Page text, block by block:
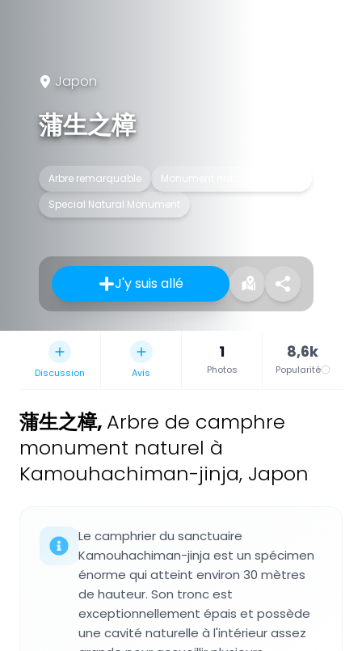
Japon
蒲生之樟
Arbre remarquable
Monument naturel au Japon
Special Natural Monument
J'y suis allé
Discussion Avis
1
Photos
8,6k
Popularité
蒲生之樟, Arbre de camphre
monument naturel à
Kamouhachiman-jinja, Japon
Le camphrier du sanctuaire
Kamouhachiman-jinja est un spécimen
énorme qui atteint environ 30 mètres
de hauteur. Son tronc est
exceptionnellement épais et possède
une cavité naturelle à l'intérieur assez